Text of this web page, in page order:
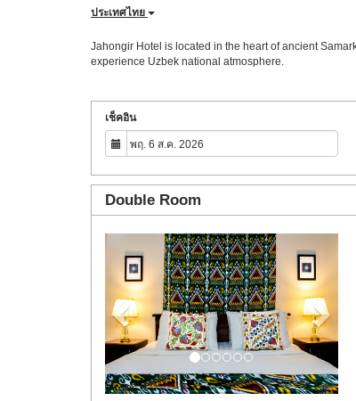
ประเทศไทย
Jahongir Hotel is located in the heart of ancient
experience Uzbek national atmosphere.
เช็คอิน
Double Room
Previous